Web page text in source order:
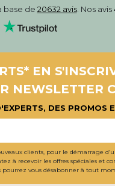
base de 20632 avis. Nos avis
EN
NEWSLETTER
DES PROMOS
clients, pour le démarrage
à recevoir les offres spéciales et
pourrez vous désabonner à tout